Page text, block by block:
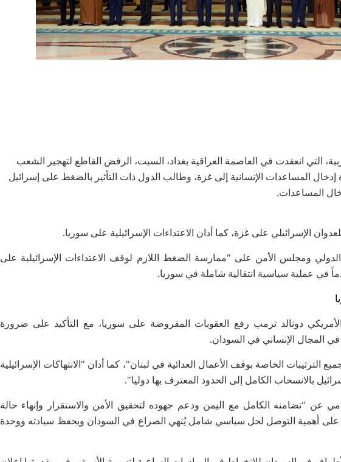
التي انعقدت في العاصمة العراقية بغداد، السبت، الرفض القاطع لتهجير الشعب
المساعدات الإنسانية إلى غزة، وطالب الدول ذات التأثير بالضغط على إسرائيل
المساعدات.
الإسرائيلي على غزة، كما أدان الاعتداءات الإسرائيلية على سوريا.
ومجلس الأمن على "ممارسة الضغط اللازم لوقف الاعتداءات الإسرائيلية على
في عملية سياسية انتقالية شاملة في سوريا.
دونالد ترمب رفع العقوبات المفروضة على سوريا، مع التأكيد على ضرورة
في المجال الإنساني في السودان.
الترتيبات الخاصة بوقف الأعمال العدائية في لبنان"، كما أدان "الانتهاكات الإسرائيلية
بالانسحاب الكامل إلى الحدود المعترف بها دوليا".
عن "تضامنه الكامل مع اليمن ودعم جهوده لتحقيق الأمن والاستقرار وإنهاء حالة
على أهمية التوصل لحل سياسي شامل يُنهي الصراع في السودان ويحفظ سيادته ووحدة